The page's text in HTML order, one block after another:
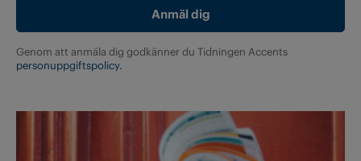
Genom att anmäla dig godkänner du Tidningen Accents
personuppgiftspolicy.